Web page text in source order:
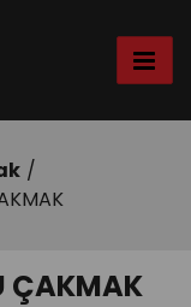
ÇAKMAK